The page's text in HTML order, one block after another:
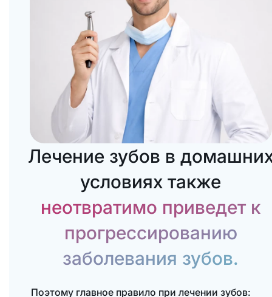
Лечение зубов в
условиях также
неотвратимо приведет к
прогрессированию
заболевания зубов.
Поэтому главное правило при лечении зубов: